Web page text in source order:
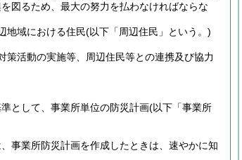
図るため、最大の努力を払わなければならな
地域における住民(以下「周辺住民」という。)
活動の実施等、周辺住民等との連携及び協力
として、事業所単位の防災計画(以下「事業所
事業所防災計画を作成したときは、速やかに知